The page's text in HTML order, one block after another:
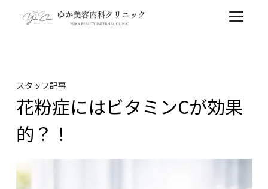
スタッフ記事
花粉症にはビタミンCが効果
的？！